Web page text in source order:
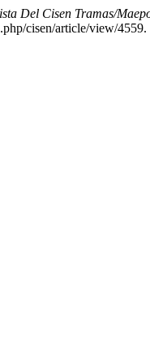
Del Cisen Tramas/
cisen/article/view/4559.